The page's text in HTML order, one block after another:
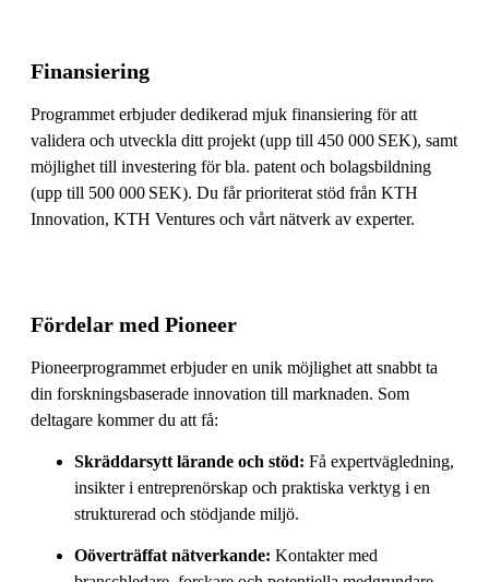
Finansiering
Programmet erbjuder dedikerad mjuk finansiering för att
validera och utveckla ditt projekt (upp till 450 000 SEK), samt
möjlighet till investering för bla. patent och bolagsbildning
(upp till 500 000 SEK). Du får prioriterat stöd från KTH
Innovation, KTH Ventures och vårt nätverk av experter.
Fördelar med Pioneer
Pioneerprogrammet erbjuder en unik möjlighet att snabbt ta
din forskningsbaserade innovation till marknaden. Som
deltagare kommer du att få:
Skräddarsytt lärande och stöd: Få expertvägledning,
insikter i entreprenörskap och praktiska verktyg i en
strukturerad och stödjande miljö.
Oöverträffat nätverkande: Kontakter med